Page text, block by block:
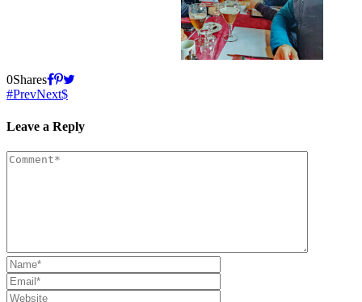
0Shares
PrevNext
Leave a Reply